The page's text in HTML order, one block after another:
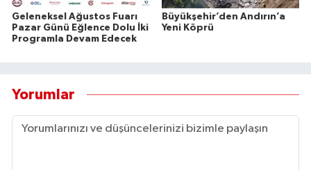
Geleneksel Ağustos Fuarı
Pazar Günü Eğlence Dolu İki
Programla Devam Edecek
Büyükşehir’den Andırın’a
Yeni Köprü
Yorumlar